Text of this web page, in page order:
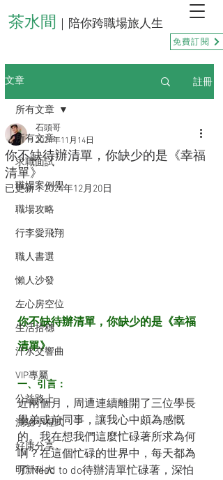
茶水間 ｜陪你跨職場旅人生
免費訂閱
文章 註冊
所有文章
求職面試
職場案例學
職場攻略
行李愛飛翔
職人書選
懶人沙發
左心房空位
生活拾穗
汗水交響曲
VIP專屬
公益路上
測驗小程式
好康分享
明新科大
所有文章
你不缺待辦清單，你缺少的是《幸福
清單》
石頭哥
2024年11月14日
已更新：2024年12月20日
你不缺待辦清單，你缺少的是《幸福
清單》
一、引言：
近兩個月，周遭連續離開了三位學長
學弟或前同事，讓我心中頗為感慨
的。我在想我們這麼忙碌著所求為何
啊？在這個忙碌的世界中，每天都為
了 Need to do待辦清單忙碌著，深怕